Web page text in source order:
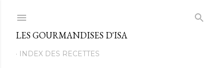
LES GOURMANDISES D'ISA
INDEX DES RECETTES